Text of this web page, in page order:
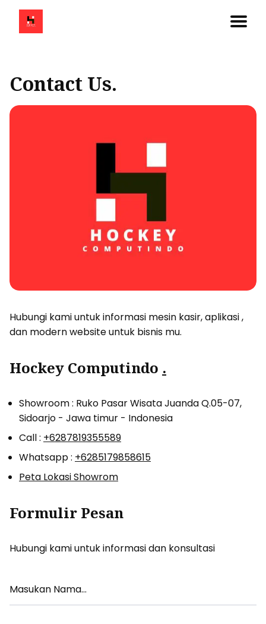
Contact Us.
Hubungi kami untuk informasi mesin kasir, aplikasi ,
dan modern website untuk bisnis mu.
Hockey Computindo .
Showroom : Ruko Pasar Wisata Juanda Q.05-07,
Sidoarjo - Jawa timur - Indonesia
Call : +6287819355589
Whatsapp : +6285179858615
Peta Lokasi Showrom
Formulir Pesan
Hubungi kami untuk informasi dan konsultasi
Masukan
Nama